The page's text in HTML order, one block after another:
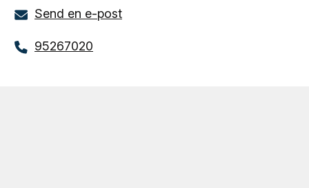
Send en e-post
95267020